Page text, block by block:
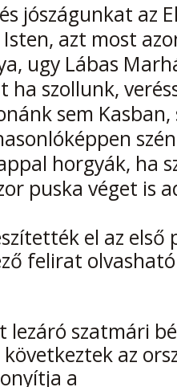
jószágunkat az
azt most
ugy Lábas
szollunk,
sem
horgyák, ha
puska véget is
el az első
felirat
lezáró szatmári
az
a